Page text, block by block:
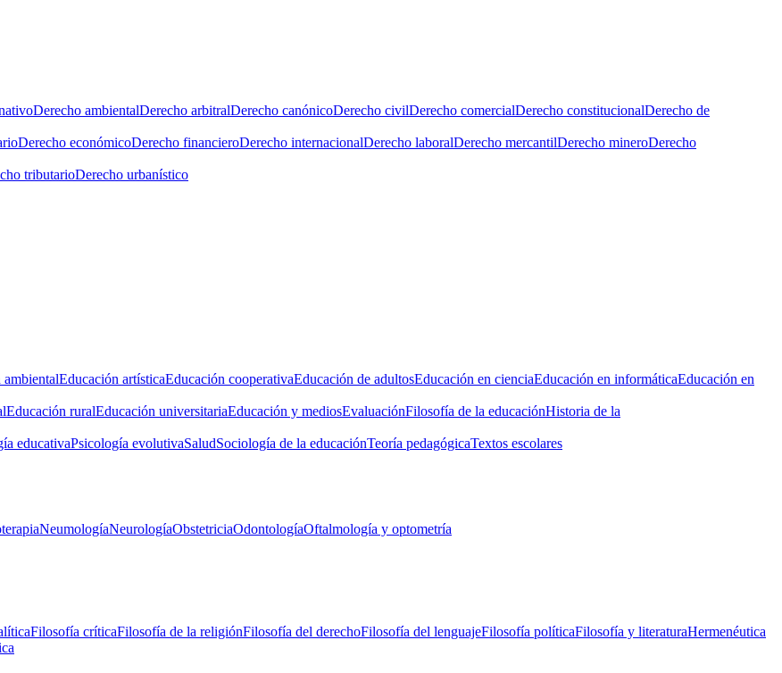
Derecho ambientalDerecho arbitralDerecho canónicoDerecho civilDerecho comercialDerecho constitucionalDerecho de
Derecho económicoDerecho financieroDerecho internacionalDerecho laboralDerecho mercantilDerecho mineroDerecho
tributarioDerecho urbanístico
Educación artísticaEducación cooperativaEducación de adultosEducación en cienciaEducación en informáticaEducación en
Educación ruralEducación universitariaEducación y mediosEvaluaciónFilosofía de la educaciónHistoria de la
educativaPsicología evolutivaSaludSociología de la educaciónTeoría pedagógicaTextos escolares
NeumologíaNeurologíaObstetriciaOdontologíaOftalmología y optometría
Filosofía críticaFilosofía de la religiónFilosofía del derechoFilosofía del lenguajeFilosofía políticaFilosofía y literaturaHermenéutica